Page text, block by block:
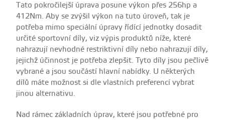
Tato pokročilejší úprava posune výkon přes 256hp a
412Nm. Aby se zvýšil výkon na tuto úroveň, tak je
potřeba mimo speciální úpravy řídící jednotky dosadit
určité sportovní díly, viz výpis produktů níže, které
nahrazují nevhodné restriktivní díly nebo nahrazují díly,
jejichž účinnost je potřeba zlepšit. Tyto díly jsou pečlivě
vybrané a jsou součástí hlavní nabídky. U některých
dílů máte možnost si dle vlastních preferencí vybrat
jinou alternativu.
Nad rámec základních úprav, které jsou potřebné pro